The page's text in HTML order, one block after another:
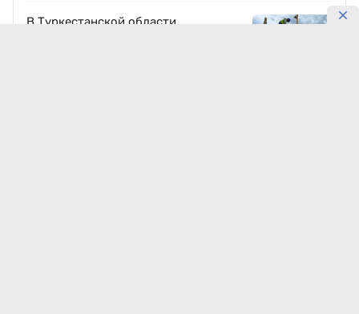
В Туркестанской области